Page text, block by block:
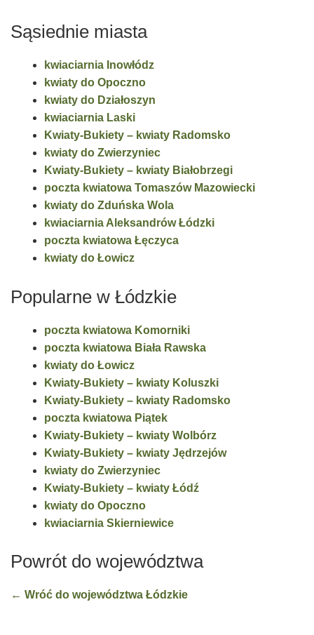
Sąsiednie miasta
kwiaciarnia Inowłódz
kwiaty do Opoczno
kwiaty do Działoszyn
kwiaciarnia Laski
Kwiaty-Bukiety – kwiaty Radomsko
kwiaty do Zwierzyniec
Kwiaty-Bukiety – kwiaty Białobrzegi
poczta kwiatowa Tomaszów Mazowiecki
kwiaty do Zduńska Wola
kwiaciarnia Aleksandrów Łódzki
poczta kwiatowa Łęczyca
kwiaty do Łowicz
Popularne w Łódzkie
poczta kwiatowa Komorniki
poczta kwiatowa Biała Rawska
kwiaty do Łowicz
Kwiaty-Bukiety – kwiaty Koluszki
Kwiaty-Bukiety – kwiaty Radomsko
poczta kwiatowa Piątek
Kwiaty-Bukiety – kwiaty Wolbórz
Kwiaty-Bukiety – kwiaty Jędrzejów
kwiaty do Zwierzyniec
Kwiaty-Bukiety – kwiaty Łódź
kwiaty do Opoczno
kwiaciarnia Skierniewice
Powrót do województwa
← Wróć do województwa Łódzkie